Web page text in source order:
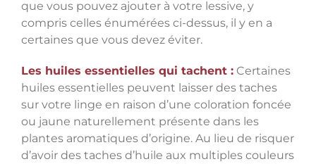
que vous pouvez ajouter à votre lessive, y
compris celles énumérées ci-dessus, il y en a
certaines que vous devez éviter.
Les huiles essentielles qui tachent : Certaines
huiles essentielles peuvent laisser des taches
sur votre linge en raison d’une coloration foncée
ou jaune naturellement présente dans les
plantes aromatiques d’origine. Au lieu de risquer
d’avoir des taches d’huile aux multiples couleurs